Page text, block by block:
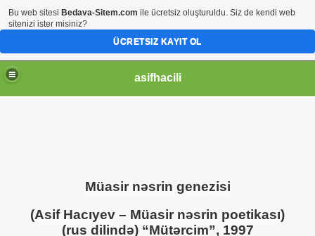
asifhacili
Müasir nəsrin genezisi
(Asif Hacıyev – Müasir nəsrin poetikası)
(rus dilində) “Mütərcim”, 1997
Bu web sitesi Bedava-Sitem.com ile ücretsiz oluşturuldu. Siz de kendi web
sitenizi ister misiniz?
ÜCRETSIZ KAYIT OL